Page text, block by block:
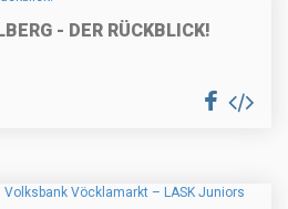
- DER RÜCKBLICK!